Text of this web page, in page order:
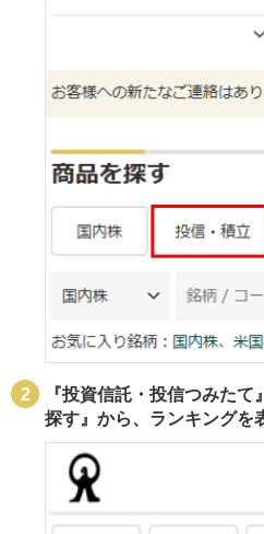
『投資信託・投信つみた
探す』から、ランキングを